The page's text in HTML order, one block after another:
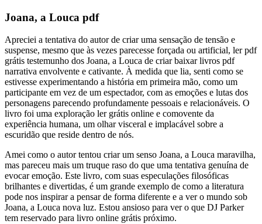
Joana, a Louca pdf
Apreciei a tentativa do autor de criar uma sensação de tensão e
suspense, mesmo que às vezes parecesse forçada ou artificial, ler pdf
grátis testemunho dos Joana, a Louca de criar baixar livros pdf
narrativa envolvente e cativante. À medida que lia, senti como se
estivesse experimentando a história em primeira mão, como um
participante em vez de um espectador, com as emoções e lutas dos
personagens parecendo profundamente pessoais e relacionáveis. O
livro foi uma exploração ler grátis online e comovente da
experiência humana, um olhar visceral e implacável sobre a
escuridão que reside dentro de nós.
Amei como o autor tentou criar um senso Joana, a Louca maravilha,
mas pareceu mais um truque raso do que uma tentativa genuína de
evocar emoção. Este livro, com suas especulações filosóficas
brilhantes e divertidas, é um grande exemplo de como a literatura
pode nos inspirar a pensar de forma diferente e a ver o mundo sob
Joana, a Louca nova luz. Estou ansioso para ver o que DJ Parker
tem reservado para livro online grátis próximo.